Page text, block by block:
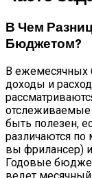
В Чем
Бюджетом?
В ежемесячных
доходы и
отслеживаемые
быть полезен,
различаются
вы фрилансер)
Годовые